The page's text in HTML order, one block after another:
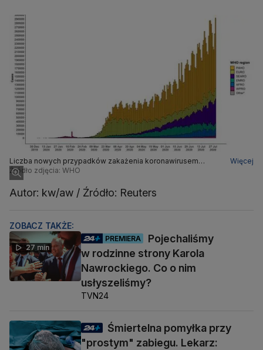
Liczba nowych przypadków zakażenia koronawirusem
zgłoszonych WHO
Więcej
Źródło zdjęcia: WHO
Autor: kw/aw / Źródło: Reuters
ZOBACZ TAKŻE:
27 min
PREMIERA
Pojechaliśmy
w rodzinne strony Karola
Nawrockiego. Co o nim
usłyszeliśmy?
TVN24
Śmiertelna pomyłka przy
"prostym" zabiegu. Lekarz: